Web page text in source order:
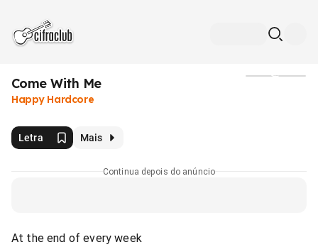
Come With Me
Happy Hardcore
Letra Mais
Continua depois do anúncio
At the end of every week